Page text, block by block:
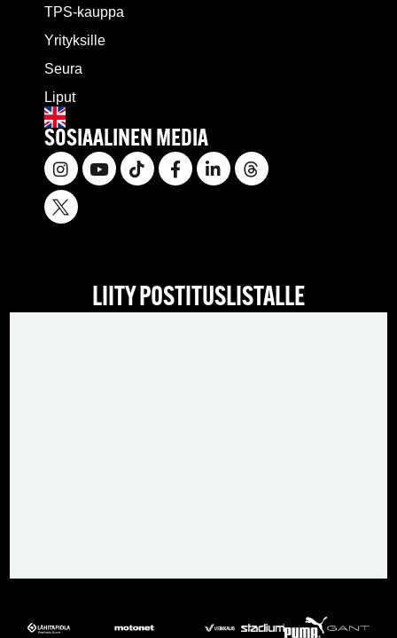
TPS-kauppa
Yrityksille
Seura
Liput
SOSIAALINEN MEDIA
LIITY POSTITUSLISTALLE